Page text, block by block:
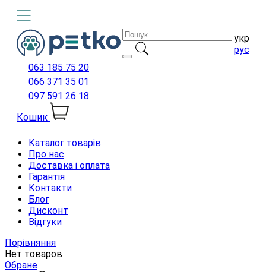
укр
рус
063 185 75 20
066 371 35 01
097 591 26 18
Кошик
Каталог товарів
Про нас
Доставка і оплата
Гарантія
Контакти
Блог
Дисконт
Відгуки
Порівняння
Нет товаров
Обране